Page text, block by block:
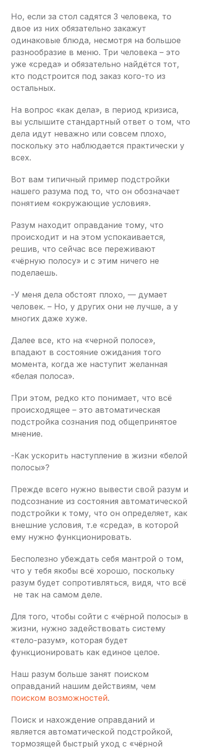
Но, если за стол садятся 3 человека, то
двое из них обязательно закажут
одинаковые блюда, несмотря на большое
разнообразие в меню. Три человека – это
уже «среда» и обязательно найдётся тот,
кто подстроится под заказ кого-то из
остальных.
На вопрос «как дела», в период кризиса,
вы услышите стандартный ответ о том, что
дела идут неважно или совсем плохо,
поскольку это наблюдается практически у
всех.
Вот вам типичный пример подстройки
нашего разума под то, что он обозначает
понятием «окружающие условия».
Разум находит оправдание тому, что
происходит и на этом успокаивается,
решив, что сейчас все переживают
«чёрную полосу» и с этим ничего не
поделаешь.
-У меня дела обстоят плохо, — думает
человек. – Но, у других они не лучше, а у
многих даже хуже.
Далее все, кто на «черной полосе»,
впадают в состояние ожидания того
момента, когда же наступит желанная
«белая полоса».
При этом, редко кто понимает, что всё
происходящее – это автоматическая
подстройка сознания под общепринятое
мнение.
-Как ускорить наступление в жизни «белой
полосы»?
Прежде всего нужно вывести свой разум и
подсознание из состояния автоматической
подстройки к тому, что он определяет, как
внешние условия, т.е «среда», в которой
ему нужно функционировать.
Бесполезно убеждать себя мантрой о том,
что у тебя якобы всё хорошо, поскольку
разум будет сопротивляться, видя, что всё
не так на самом деле.
Для того, чтобы сойти с «чёрной полосы» в
жизни, нужно задействовать систему
«тело-разум», которая будет
функционировать как единое целое.
Наш разум больше занят поиском
оправданий нашим действиям, чем
поиском возможностей.
Поиск и нахождение оправданий и
является автоматической подстройкой,
тормозящей быстрый уход с «чёрной